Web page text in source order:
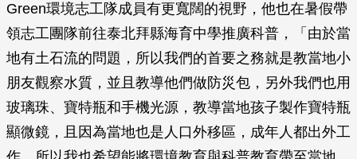
Green環境志工隊成員有更寬闊的視野，他也在暑假帶
領志工團隊前往泰北拜縣海育中學推廣科普，「由於當
地有土石流的問題，所以我們的首要之務就是教當地小
朋友觀察水質，並且教導他們做防災包，另外我們也用
玻璃珠、寶特瓶和手機光源，教導當地孩子製作寶特瓶
顯微鏡，且因為當地也是人口外移區，成年人都出外工